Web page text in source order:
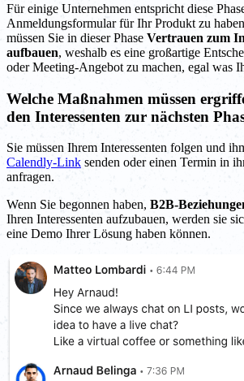
Für einige Unternehmen entspricht diese
Anmeldungsformular für Ihr Produkt zu
müssen Sie in dieser Phase Vertrauen zum
aufbauen, weshalb es eine großartige
oder Meeting-Angebot zu machen, egal was
Welche Maßnahmen müssen
den Interessenten zur nächsten
Sie müssen Ihrem Interessenten folgen und
Calendly-Link senden oder einen Termin in
anfragen.
Wenn Sie begonnen haben, B2B-
Ihren Interessenten aufzubauen, werden sie
eine Demo Ihrer Lösung haben können.